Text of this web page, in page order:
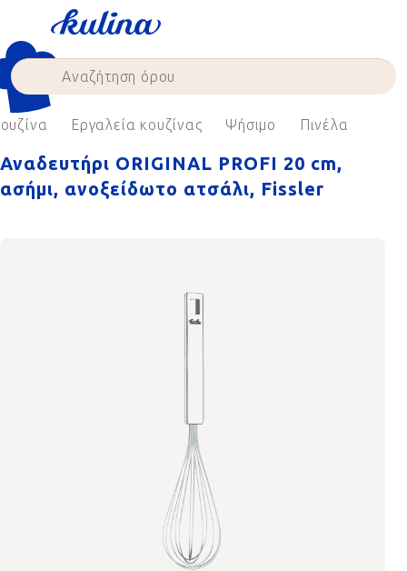
content
Εργαλεία κουζίνας Ψήσιμο Πινέλα
Αναδευτήρι ORIGINAL PROFI 20 cm,
ασήμι, ανοξείδωτο ατσάλι, Fissler